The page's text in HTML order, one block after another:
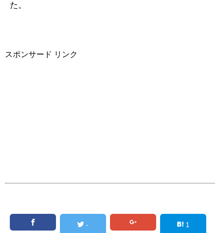
た。
スポンサード リンク
- 1